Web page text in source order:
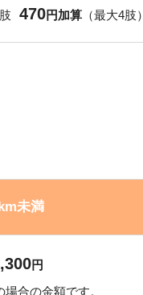
470円加算（最大4肢）
未満
円
合の金額です。